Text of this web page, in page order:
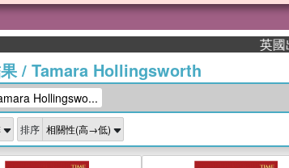
英國出版界
/ Tamara Hollingsworth
Hollingswo...
排序